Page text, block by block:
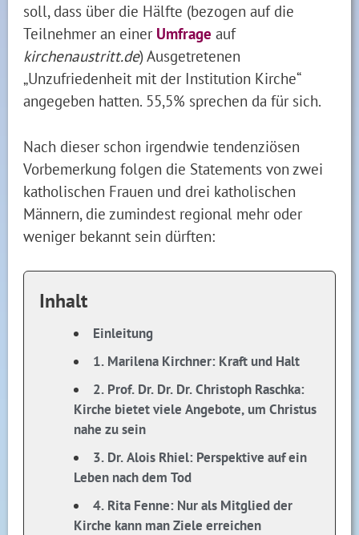
soll, dass über die Hälfte (bezogen auf die
Teilnehmer an einer Umfrage auf
kirchenaustritt.de) Ausgetretenen
„Unzufriedenheit mit der Institution Kirche“
angegeben hatten. 55,5% sprechen da für sich.
Nach dieser schon irgendwie tendenziösen
Vorbemerkung folgen die Statements von zwei
katholischen Frauen und drei katholischen
Männern, die zumindest regional mehr oder
weniger bekannt sein dürften:
Inhalt
Einleitung
1. Marilena Kirchner: Kraft und Halt
2. Prof. Dr. Dr. Dr. Christoph Raschka:
Kirche bietet viele Angebote, um Christus
nahe zu sein
3. Dr. Alois Rhiel: Perspektive auf ein
Leben nach dem Tod
4. Rita Fenne: Nur als Mitglied der
Kirche kann man Ziele erreichen